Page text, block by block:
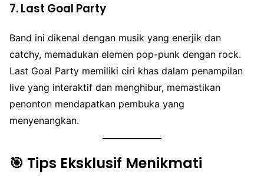
7.Last Goal Party
Band ini dikenal dengan musik yang enerjik dan
catchy, memadukan elemen pop-punk dengan rock.
Last Goal Party memiliki ciri khas dalam penampilan
live yang interaktif dan menghibur, memastikan
penonton mendapatkan pembuka yang
menyenangkan.
🎯 Tips Eksklusif Menikmati